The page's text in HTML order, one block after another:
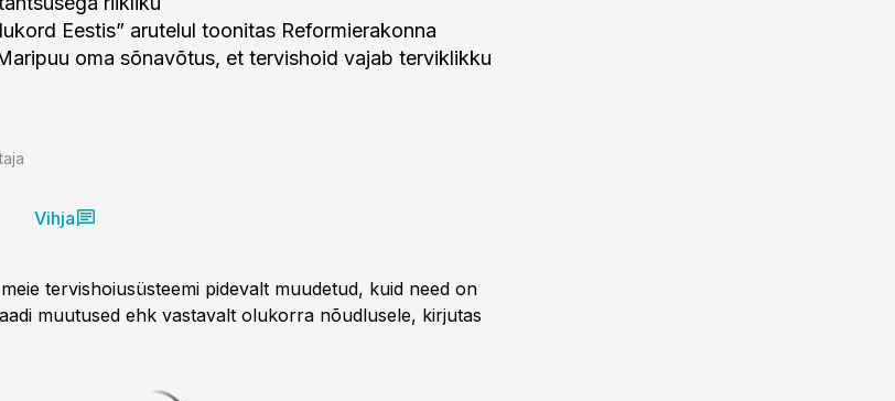
Eestis” arutelul toonitas Reformierakonna
oma sõnavõtus, et tervishoid vajab terviklikku
Vihja
tervishoiusüsteemi pidevalt muudetud, kuid need on
muutused ehk vastavalt olukorra nõudlusele, kirjutas